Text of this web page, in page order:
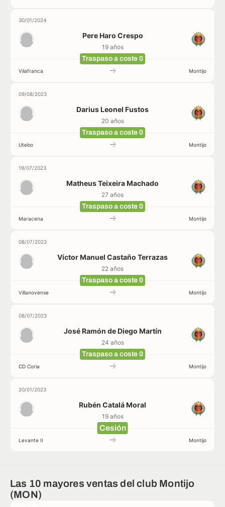
30/01/2024
Pere Haro Crespo
19 años
Traspaso a coste 0
Vilafranca Montijo
09/08/2023
Darius Leonel Fustos
20 años
Traspaso a coste 0
Utebo Montijo
19/07/2023
Matheus Teixeira Machado
27 años
Traspaso a coste 0
Maracena Montijo
08/07/2023
Víctor Manuel Castaño Terrazas
22 años
Traspaso a coste 0
Villanovense Montijo
08/07/2023
José Ramón de Diego Martín
24 años
Traspaso a coste 0
CD Coria Montijo
20/01/2023
Rubén Catalá Moral
19 años
Cesión
Levante II Montijo
Las 10 mayores ventas del club Montijo
(MON)